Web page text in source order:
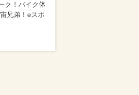
ク！バイク体
兄弟！eスポ